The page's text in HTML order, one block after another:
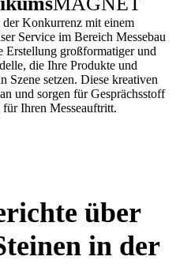
Konkurrenz mit einem
Service im Bereich Messebau
Erstellung großformatiger und
die Ihre Produkte und
Szene setzen. Diese kreativen
und sorgen für Gesprächsstoff
Ihren Messeauftritt.
über
in der